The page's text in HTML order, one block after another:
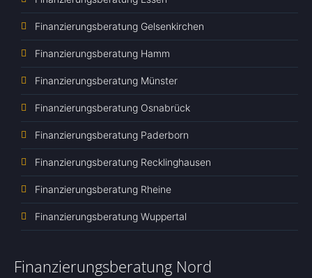
Finanzierungsberatung Gelsenkirchen
Finanzierungsberatung Hamm
Finanzierungsberatung Münster
Finanzierungsberatung Osnabrück
Finanzierungsberatung Paderborn
Finanzierungsberatung Recklinghausen
Finanzierungsberatung Rheine
Finanzierungsberatung Wuppertal
Finanzierungsberatung Nord